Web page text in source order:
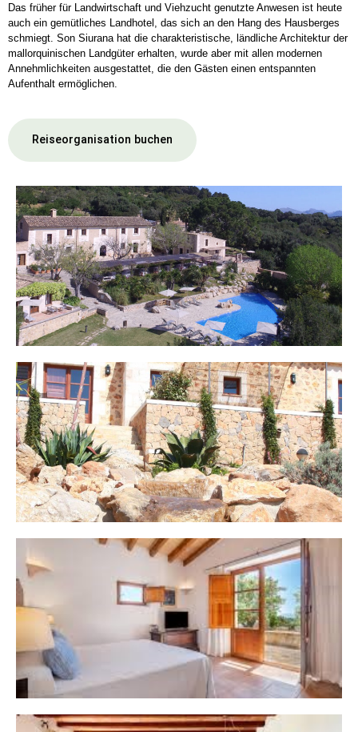
Das früher für Landwirtschaft und Viehzucht genutzte Anwesen ist heute
auch ein gemütliches Landhotel, das sich an den Hang des Hausberges
schmiegt. Son Siurana hat die charakteristische, ländliche Architektur der
mallorquinischen Landgüter erhalten, wurde aber mit allen modernen
Annehmlichkeiten ausgestattet, die den Gästen einen entspannten
Aufenthalt ermöglichen.
Reiseorganisation buchen